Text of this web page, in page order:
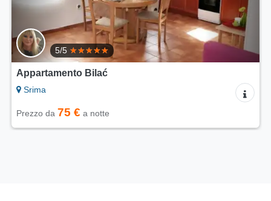
5/5
Appartamento Bilać
Srima
Prezzo da 75 € a notte